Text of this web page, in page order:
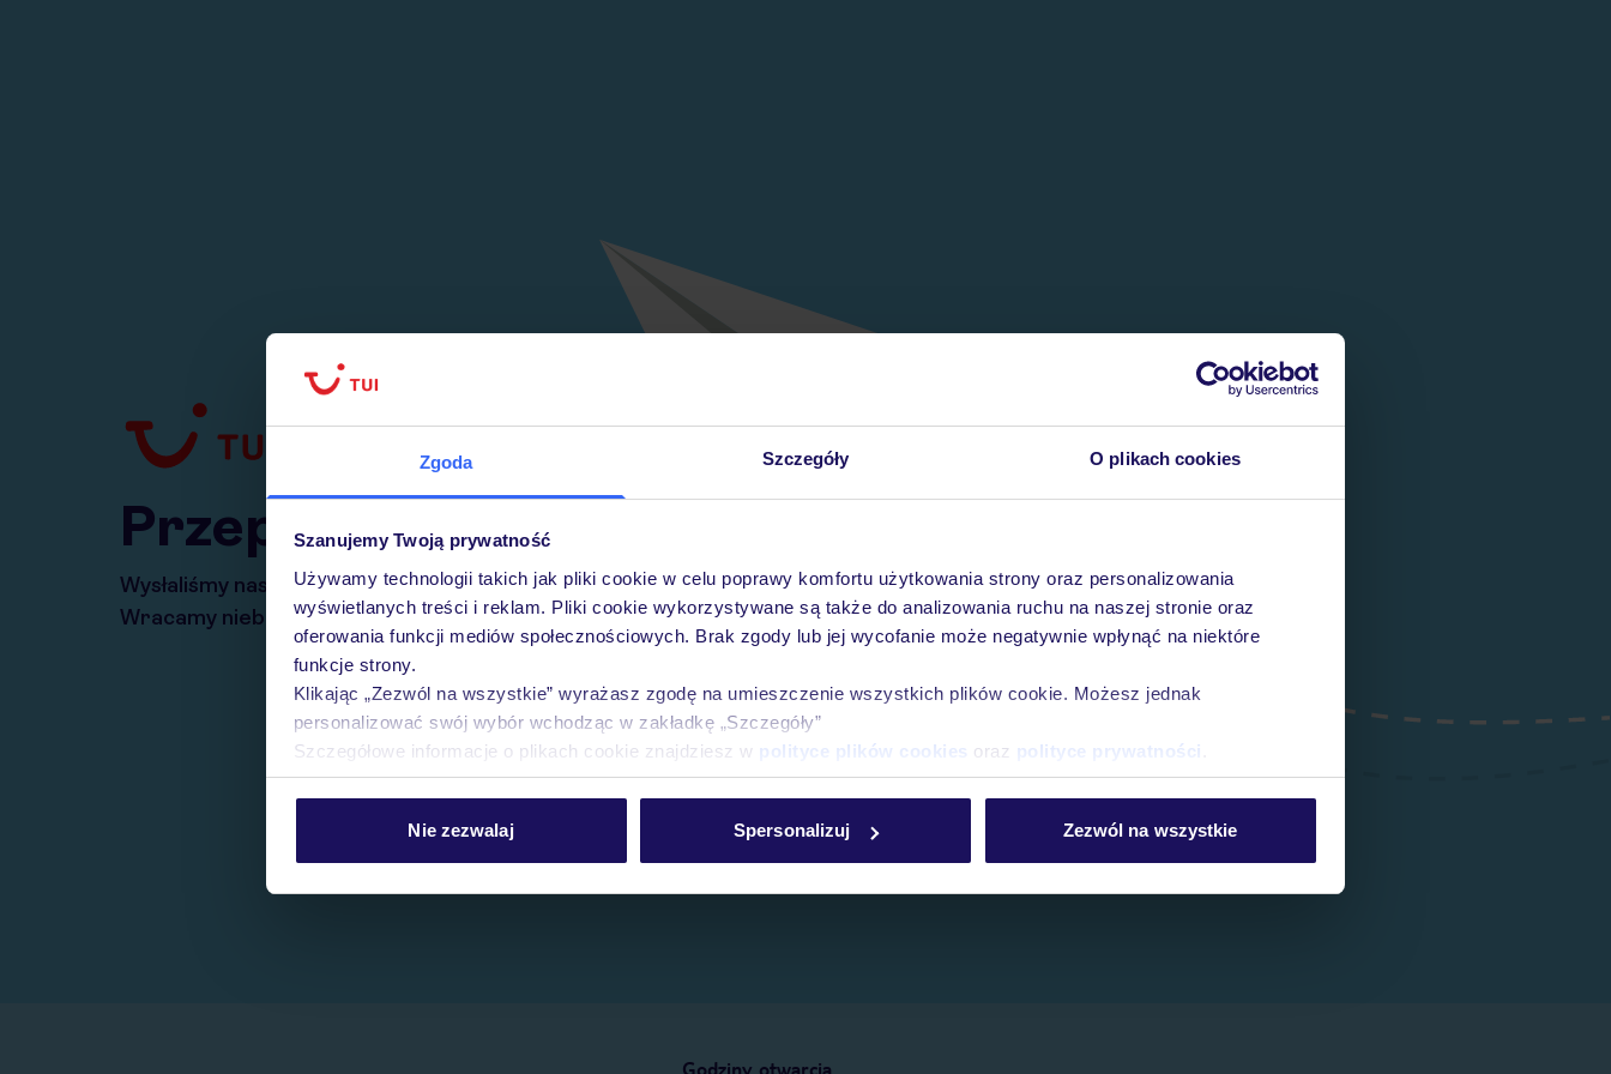
Zgoda Szczegóły O plikach cookies
Szanujemy Twoją prywatność
Używamy technologii takich jak pliki cookie w celu poprawy komfortu użytkowania strony oraz personalizowania
wyświetlanych treści i reklam. Pliki cookie wykorzystywane są także do analizowania ruchu na naszej stronie oraz
oferowania funkcji mediów społecznościowych. Brak zgody lub jej wycofanie może negatywnie wpłynąć na niektóre
funkcje strony.
Klikając „Zezwól na wszystkie” wyrażasz zgodę na umieszczenie wszystkich plików cookie. Możesz jednak
personalizować swój wybór wchodząc w zakładkę „Szczegóły”
Szczegółowe informacje o plikach cookie znajdziesz w polityce plików cookies oraz polityce prywatności
Nie zezwalaj Spersonalizuj Zezwól na wszystkie
Przepraszamy
Wysłaliśmy nasz serwis na krótkie wakacje.
Wracamy niebawem!
Godziny otwarcia